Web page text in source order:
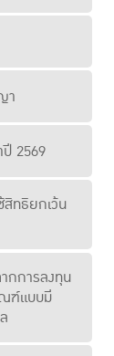
า
2569
สิทธิยกเว้น
กการลงทุน
ฑ์แบบมี